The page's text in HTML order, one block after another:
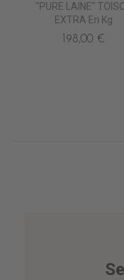
"PURE LAINE"
EXTRA En Kg
198,00 €